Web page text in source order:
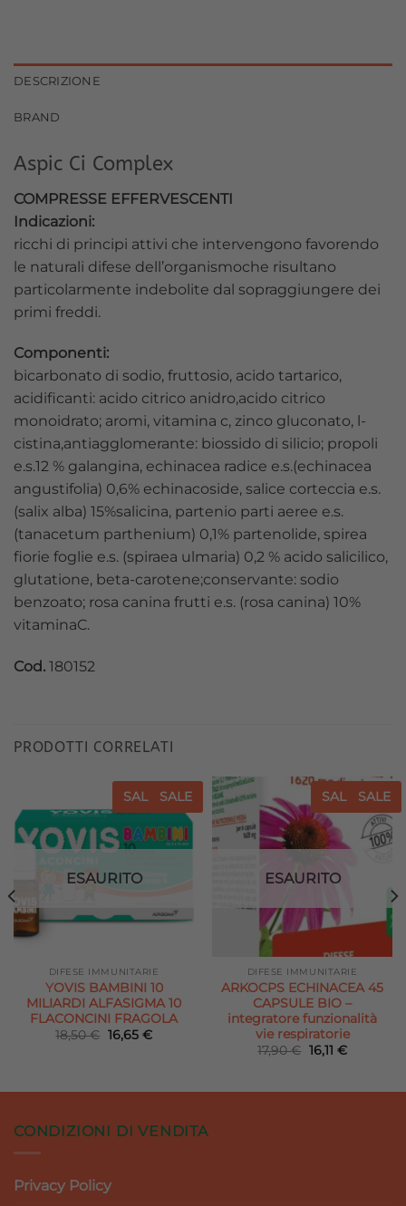
DESCRIZIONE
BRAND
Aspic Ci Complex
COMPRESSE EFFERVESCENTI
Indicazioni:
ricchi di principi attivi che intervengono favorendo
le naturali difese dell’organismoche risultano
particolarmente indebolite dal sopraggiungere dei
primi freddi.
Componenti:
bicarbonato di sodio, fruttosio, acido tartarico,
acidificanti: acido citrico anidro,acido citrico
monoidrato; aromi, vitamina c, zinco gluconato, l-
cistina,antiagglomerante: biossido di silicio; propoli
e.s.12 % galangina, echinacea radice e.s.(echinacea
angustifolia) 0,6% echinacoside, salice corteccia e.s.
(salix alba) 15%salicina, partenio parti aeree e.s.
(tanacetum parthenium) 0,1% partenolide, spirea
fiorie foglie e.s. (spiraea ulmaria) 0,2 % acido salicilico,
glutatione, beta-carotene;conservante: sodio
benzoato; rosa canina frutti e.s. (rosa canina) 10%
vitaminaC.
Cod. 180152
PRODOTTI CORRELATI
SALE SALE
alla lista
dei
ESAURITO
DIFESE IMMUNITARIE
YOVIS BAMBINI 10
MILIARDI ALFASIGMA 10
FLACONCINI FRAGOLA
18,50€ Il
prezzo
16,65 €Il
SALE SALE
Aggiungi
alla lista
dei
ESAURITO
DIFESE IMMUNITARIE
ARKOCPS ECHINACEA 45
CAPSULE BIO –
integratore funzionalità
vie respiratorie
17,90€ Il
prezzo
17,90 €.
16,11 €Il
16,11 €.
CONDIZIONI DI VENDITA
Privacy Policy